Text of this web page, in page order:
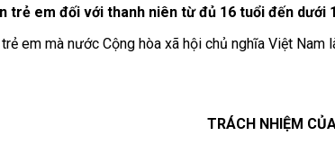
trẻ em đối với thanh niên từ đủ 16 tuổi đến dưới
em mà nước Cộng hòa xã hội chủ nghĩa Việt
TRÁCH NHIỆM